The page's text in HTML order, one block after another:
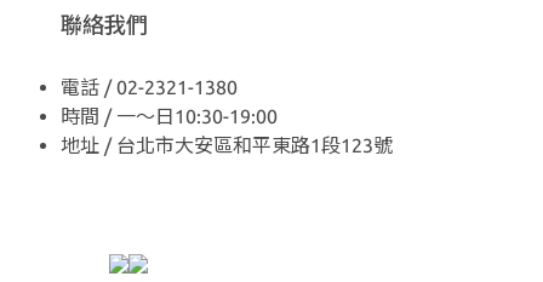
聯絡我們
電話 / 02-2321-1380
時間 / 一～日10:30-19:00
地址 / 台北市大安區和平東路1段123號